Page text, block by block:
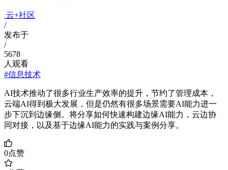
云+社区
/
发布于
/
5678
人观看
#信息技术
AI技术推动了很多行业生产效率的提升，节约了管理成本，
云端AI得到极大发展，但是仍然有很多场景需要AI能力进一
步下沉到边缘侧。将分享如何快速构建边缘AI能力，云边协
同对接，以及基于边缘AI能力的实践与案例分享。
0点赞